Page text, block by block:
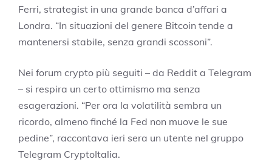
Ferri, strategist in una grande banca d’affari a
Londra. “In situazioni del genere Bitcoin tende a
mantenersi stabile, senza grandi scossoni”.
Nei forum crypto più seguiti – da Reddit a Telegram
– si respira un certo ottimismo ma senza
esagerazioni. “Per ora la volatilità sembra un
ricordo, almeno finché la Fed non muove le sue
pedine”, raccontava ieri sera un utente nel gruppo
Telegram CryptoItalia.